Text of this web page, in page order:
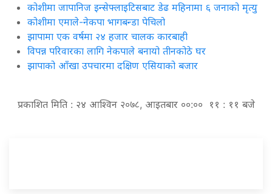
कोशीमा जापानिज इन्सेफ्लाइटिसबाट डेढ महिनामा ६ जनाको मृत्यु
कोशीमा एमाले-नेकपा भागबन्डा पेचिलो
झापामा एक वर्षमा २४ हजार चालक कारबाही
विपन्न परिवारका लागि नेकपाले बनायो तीनकोठे घर
झापाको आँखा उपचारमा दक्षिण एसियाको बजार
प्रकाशित मिति : २४ आश्विन २०७८, आइतबार ००:०० ११ : ११ बजे